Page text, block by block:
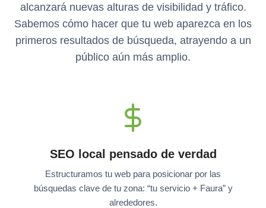
alcanzará nuevas alturas de visibilidad y tráfico.
Sabemos cómo hacer que tu web aparezca en los
primeros resultados de búsqueda, atrayendo a un
público aún más amplio.
SEO local pensado de verdad
Estructuramos tu web para posicionar por las
búsquedas clave de tu zona: “tu servicio + Faura” y
alrededores.